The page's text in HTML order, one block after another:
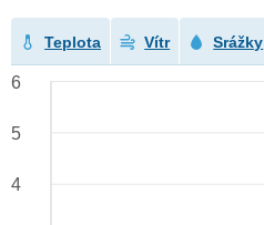
Teplota Vítr Srážky
6
5
4